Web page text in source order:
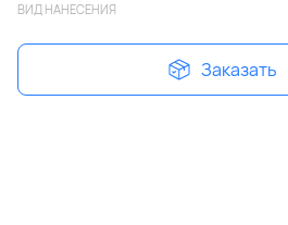
ВИД НАНЕСЕНИЯ
Заказать